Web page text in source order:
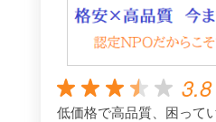
3.8
低価格で高品質、困って